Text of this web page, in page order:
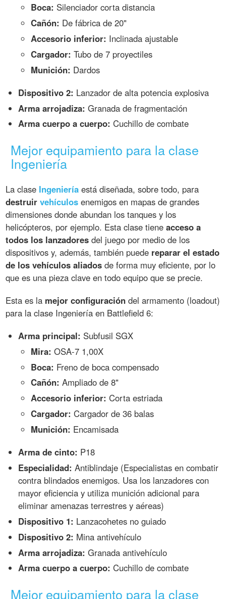
Boca: Silenciador corta distancia
Cañón: De fábrica de 20"
Accesorio inferior: Inclinada ajustable
Cargador: Tubo de 7 proyectiles
Munición: Dardos
Dispositivo 2: Lanzador de alta potencia explosiva
Arma arrojadiza: Granada de fragmentación
Arma cuerpo a cuerpo: Cuchillo de combate
Mejor equipamiento para la clase
Ingeniería
La clase Ingeniería está diseñada, sobre todo, para
destruirvehículos enemigos en mapas de grandes
dimensiones donde abundan los tanques y los
helicópteros, por ejemplo. Esta clase tieneacceso a
todos los lanzadores del juego por medio de los
dispositivos y, además, también puede reparar el estado
de los vehículos aliados de forma muy eficiente, por lo
que es una pieza clave en todo equipo que se precie.
Esta es la mejor configuración del armamento (loadout)
para la clase Ingeniería en Battlefield 6:
Arma principal: Subfusil SGX
Mira: OSA-7 1,00X
Boca: Freno de boca compensado
Cañón: Ampliado de 8"
Accesorio inferior: Corta estriada
Cargador: Cargador de 36 balas
Munición: Encamisada
Arma de cinto: P18
Especialidad: Antiblindaje (Especialistas en combatir
contra blindados enemigos. Usa los lanzadores con
mayor eficiencia y utiliza munición adicional para
eliminar amenazas terrestres y aéreas)
Dispositivo 1: Lanzacohetes no guiado
Dispositivo 2: Mina antivehículo
Arma arrojadiza: Granada antivehículo
Arma cuerpo a cuerpo: Cuchillo de combate
Mejor equipamiento para la clase